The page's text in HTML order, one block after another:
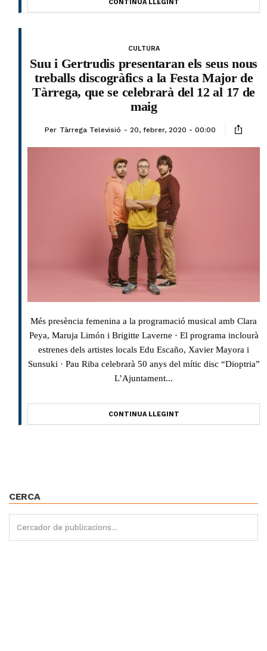
CONTINUA LLEGINT
CULTURA
Suu i Gertrudis presentaran els seus nous
treballs discogràfics a la Festa Major de
Tàrrega, que se celebrarà del 12 al 17 de
maig
Per Tàrrega Televisió 20, febrer, 2020 - 00:00
Més presència femenina a la programació musical amb Clara
Peya, Maruja Limón i Brigitte Laverne · El programa inclourà
estrenes dels artistes locals Edu Escaño, Xavier Mayora i
Sunsuki · Pau Riba celebrarà 50 anys del mític disc “Dioptria”
L’Ajuntament...
CONTINUA LLEGINT
CERCA